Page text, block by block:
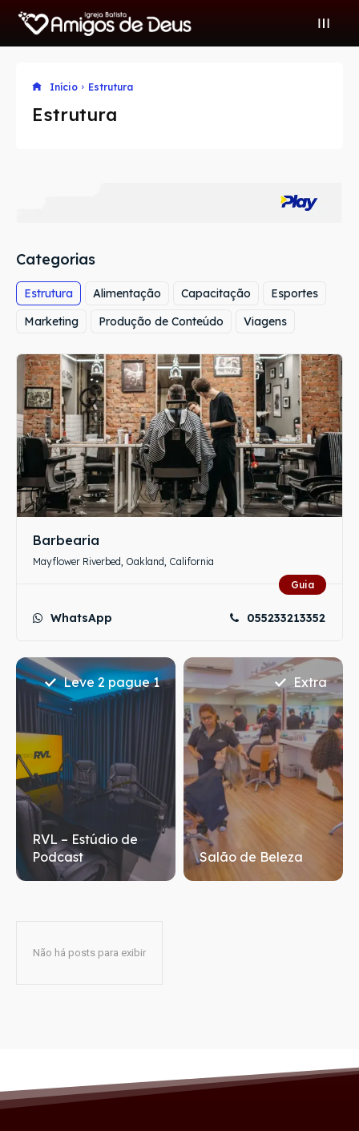
Buscar
Amigos de Deus
A Igreja
Início Estrutura
Estrutura
Categorias
Estrutura Alimentação Capacitação
Esportes
Marketing
Produção de Conteúdo Viagens
Barbearia
Mayflower Riverbed, Oakland, California
Guia
WhatsApp 055233213352
Leve 2 pague 1
RVL – Estúdio de
Podcast
Extra
Salão de Beleza
Não há posts para exibir